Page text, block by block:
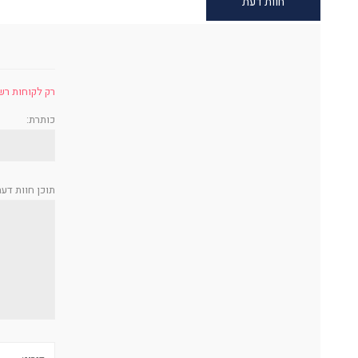
רק לקוחות
כותרת:
תוכן חוות